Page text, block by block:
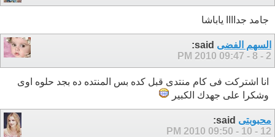
جامد جداااا ياباشا
السهم الفضى
2 - 8 - 2010
09:47 PM
انا اشتركت فى كام منتدى قبل كده بس المنتده ده بجد حلوه اوى
وشكرا على جهدك الكبير
محبوبتى
12 - 10 - 2010
09:50 PM